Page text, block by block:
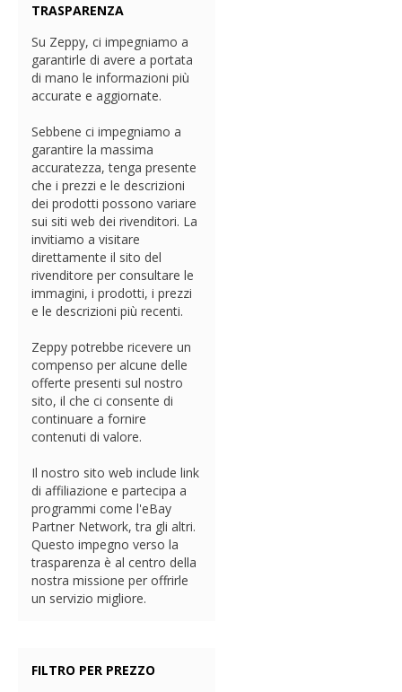
TRASPARENZA
Su Zeppy, ci impegniamo a
garantirle di avere a portata
di mano le informazioni più
accurate e aggiornate.
Sebbene ci impegniamo a
garantire la massima
accuratezza, tenga presente
che i prezzi e le descrizioni
dei prodotti possono variare
sui siti web dei rivenditori. La
invitiamo a visitare
direttamente il sito del
rivenditore per consultare le
immagini, i prodotti, i prezzi
e le descrizioni più recenti.
Zeppy potrebbe ricevere un
compenso per alcune delle
offerte presenti sul nostro
sito, il che ci consente di
continuare a fornire
contenuti di valore.
Il nostro sito web include link
di affiliazione e partecipa a
programmi come l'eBay
Partner Network, tra gli altri.
Questo impegno verso la
trasparenza è al centro della
nostra missione per offrirle
un servizio migliore.
FILTRO PER PREZZO